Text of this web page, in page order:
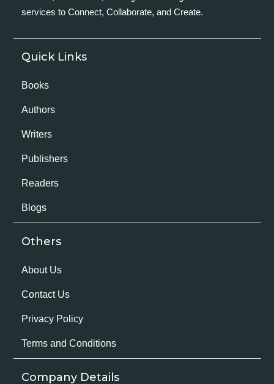
services to Connect, Collaborate, and Create.
Quick Links
Books
Authors
Writers
Publishers
Readers
Blogs
Others
About Us
Contact Us
Privacy Policy
Terms and Conditions
Company Details